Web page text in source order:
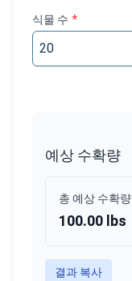
식물 수 *
예상 수확량
총 예상 수확량
100.00 lbs
결과 복사